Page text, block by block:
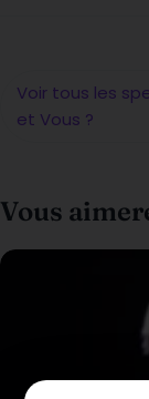
Voir tous les
et Vous ?
Vous